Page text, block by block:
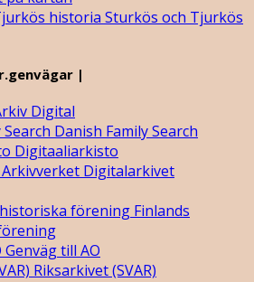
Sturkös och Tjurkös
|
Digital
Danish Family Search
Digitaaliarkisto
Digitalarkivet
Finlands
Genväg till AO
Riksarkivet (SVAR)